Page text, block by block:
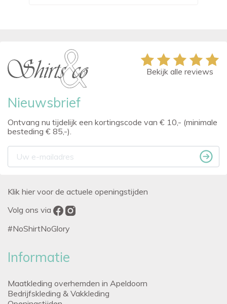
Nieuwsbrief
Ontvang nu tijdelijk een kortingscode van € 10,- (minimale
besteding € 85,-).
Bekijk alle reviews
Klik hier voor de actuele openingstijden
Volg ons via
#NoShirtNoGlory
Informatie
Maatkleding overhemden in Apeldoorn
Bedrijfskleding & Vakkleding